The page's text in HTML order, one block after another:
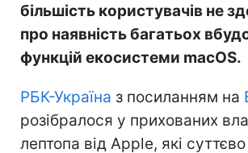
більшість користувачів не
про наявність багатьох
функцій екосистеми macOS.
РБК-Україна з посиланням на
розібралося у прихованих
лептопа від Apple, які